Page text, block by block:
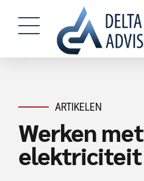
ARTIKELEN
Werken met
elektriciteit